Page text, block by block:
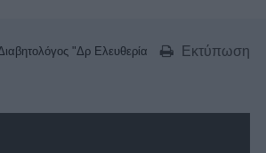
Εκτύπωση
"Δρ Ελευθερία